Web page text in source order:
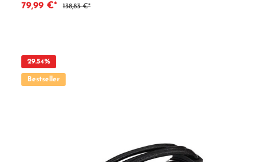
geeignet. Vorteile auf einen Blick: Passgenaue Verarbeitung Geeignet für
79,99 €* 138,83 €*
29.54%
Bestseller